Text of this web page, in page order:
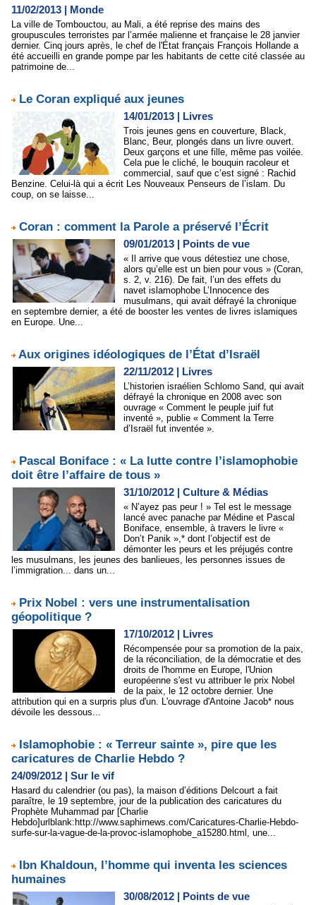
11/02/2013 | Monde
La ville de Tombouctou, au Mali, a été reprise des mains des
groupuscules terroristes par l’armée malienne et française le 28 janvier
dernier. Cinq jours après, le chef de l'État français François Hollande a
été accueilli en grande pompe par les habitants de cette cité classée au
patrimoine de...
Le Coran expliqué aux jeunes
14/01/2013 | Livres
Trois jeunes gens en couverture, Black,
Blanc, Beur, plongés dans un livre ouvert.
Deux garçons et une fille, même pas voilée.
Cela pue le cliché, le bouquin racoleur et
commercial, sauf que c’est signé : Rachid
Benzine. Celui-là qui a écrit Les Nouveaux Penseurs de l’islam. Du
coup, on se laisse...
Coran : comment la Parole a préservé l’Écrit
09/01/2013 | Points de vue
« Il arrive que vous détestiez une chose,
alors qu’elle est un bien pour vous » (Coran,
s. 2, v. 216). De fait, l’un des effets du
navet islamophobe L’Innocence des
musulmans, qui avait défrayé la chronique
en septembre dernier, a été de booster les ventes de livres islamiques
en Europe. Une...
Aux origines idéologiques de l’État d’Israël
22/11/2012 | Livres
L’historien israélien Schlomo Sand, qui avait
défrayé la chronique en 2008 avec son
ouvrage « Comment le peuple juif fut
inventé », publie « Comment la Terre
d’Israël fut inventée ».
Pascal Boniface : « La lutte contre l’islamophobie
doit être l’affaire de tous »
31/10/2012 | Culture & Médias
« N’ayez pas peur ! » Tel est le message
lancé avec panache par Médine et Pascal
Boniface, ensemble, à travers le livre «
Don’t Panik »,* dont l’objectif est de
démonter les peurs et les préjugés contre
les musulmans, les jeunes des banlieues, les personnes issues de
l’immigration... dans un...
Prix Nobel : vers une instrumentalisation
géopolitique ?
17/10/2012 | Livres
Récompensée pour sa promotion de la paix,
de la réconciliation, de la démocratie et des
droits de l'homme en Europe, l'Union
européenne s'est vu attribuer le prix Nobel
de la paix, le 12 octobre dernier. Une
attribution qui en a surpris plus d'un. L'ouvrage d'Antoine Jacob* nous
dévoile les dessous...
Islamophobie : « Terreur sainte », pire que les
caricatures de Charlie Hebdo ?
24/09/2012 | Sur le vif
Hasard du calendrier (ou pas), la maison d’éditions Delcourt a fait
paraître, le 19 septembre, jour de la publication des caricatures du
Prophète Muhammad par [Charlie
Hebdo]urlblank:http://www.saphirnews.com/Caricatures-Charlie-Hebdo-
surfe-sur-la-vague-de-la-provoc-islamophobe_a15280.html, une...
Ibn Khaldoun, l’homme qui inventa les sciences
humaines
30/08/2012 | Points de vue